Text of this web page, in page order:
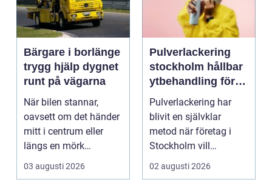
Bärgare i borlänge
trygg hjälp dygnet
runt på vägarna
När bilen stannar,
oavsett om det händer
mitt i centrum eller
längs en mörk
landsväg, handlar allt
03 augusti 2026
Pulverlackering
stockholm hållbar
ytbehandling för
industri och
design
Pulverlackering har
blivit en självklar
metod när företag i
Stockholm vill
kombinera slitstyrka,
02 augusti 2026